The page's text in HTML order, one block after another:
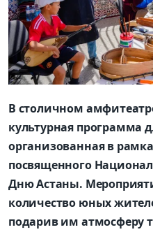
В столичном
культурная программа
организованная в
посвященного
Дню Астаны.
количество юных
подарив им атмосферу